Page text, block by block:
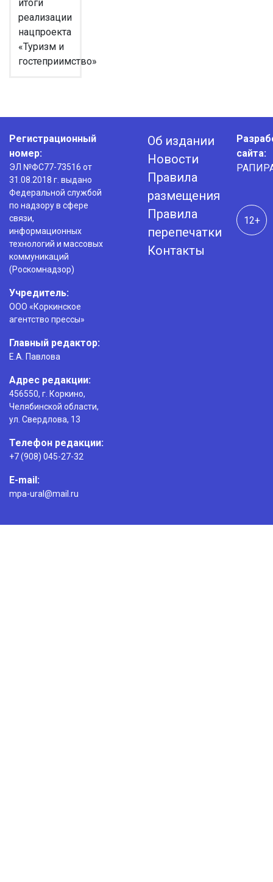
итоги
реализации
нацпроекта
«Туризм и
гостеприимство»
Регистрационный
номер:
ЭЛ №ФС77-73516 от
31.08.2018 г. выдано
Федеральной службой
по надзору в сфере
связи,
информационных
технологий и массовых
коммуникаций
(Роскомнадзор)
Учредитель:
ООО «Коркинское
агентство прессы»
Главный редактор:
Е.А. Павлова
Адрес редакции:
456550, г. Коркино,
Челябинской области,
ул. Свердлова, 13
Телефон редакции:
+7 (908) 045-27-32
E-mail:
mpa-ural@mail.ru
Об издании
Новости
Правила
размещения
Правила
перепечатки
Контакты
сайта:
12+